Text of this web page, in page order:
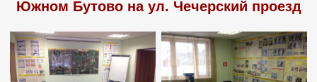
мое обучение.-(
Южном Бутово на ул. Чечерский проезд